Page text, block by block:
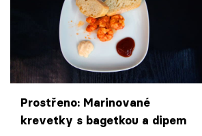
Prostřeno: Marinované
krevetky s bagetkou a dipem